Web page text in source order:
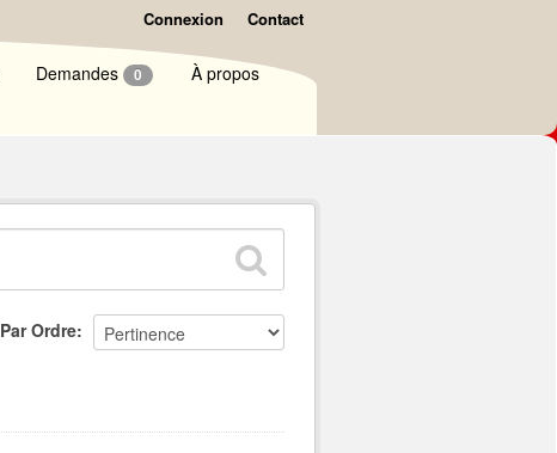
Connexion Contact
Demandes 0 À propos
Par Ordre